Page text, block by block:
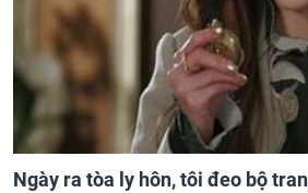
Ngày ra tòa ly hôn, tôi đeo bộ